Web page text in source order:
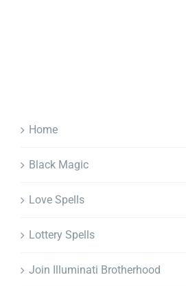
Home
Black Magic
Love Spells
Lottery Spells
Join Illuminati Brotherhood